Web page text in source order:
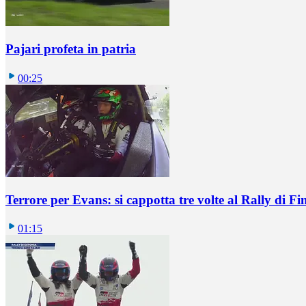
Pajari profeta in patria
00:25
Terrore per Evans: si cappotta tre volte al Rally di
01:15